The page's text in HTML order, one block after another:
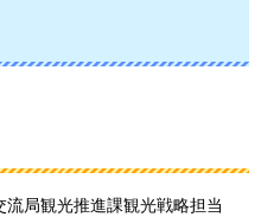
局観光推進課観光戦略担当